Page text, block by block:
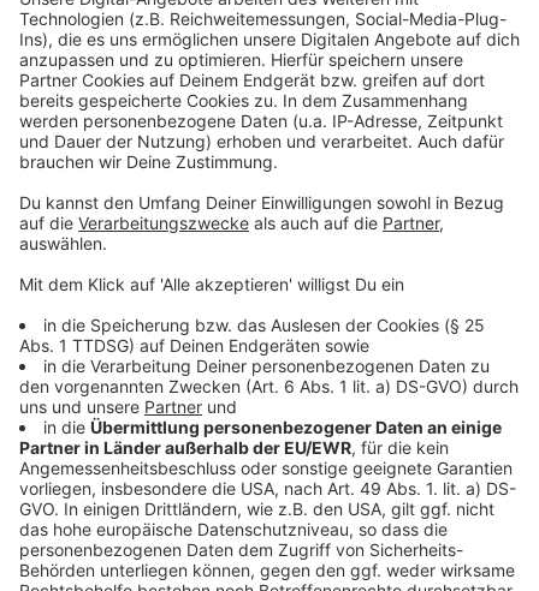
US-Urteil gegen Bayer: Leverkusener Konzern will
Berufung
Wieder Leih-Großeltern in Leverkusen gesucht
Bildungsbericht Leverkusen: Trends bei Schülern
Anzeige
Anzeige